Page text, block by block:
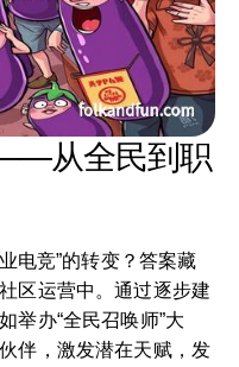
从全民到职
电竞”的转变？答案藏
区运营中。通过逐步建
举办“全民召唤师”大
伴，激发潜在天赋，发